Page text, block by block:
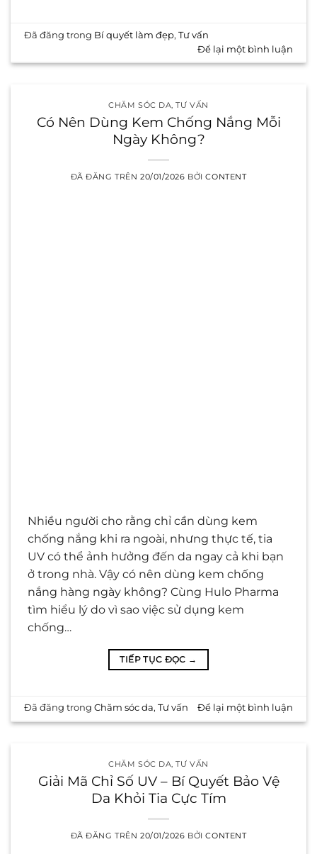
Đã đăng trong Bí quyết làm đẹp,Tư vấn
Để lại một bình luận
CHĂM SÓC DA,TƯ VẤN
Có Nên Dùng Kem Chống Nắng Mỗi
Ngày Không?
ĐÃ ĐĂNG TRÊN 20/01/2026 BỞICONTENT
Nhiều người cho rằng chỉ cần dùng kem
chống nắng khi ra ngoài, nhưng thực tế, tia
UV có thể ảnh hưởng đến da ngay cả khi bạn
ở trong nhà. Vậy có nên dùng kem chống
nắng hàng ngày không? Cùng Hulo Pharma
tìm hiểu lý do vì sao việc sử dụng kem
chống…
TIẾP TỤC ĐỌC →
Đã đăng trongChăm sóc da,Tư vấn Để lại một bình luận
CHĂM SÓC DA,TƯ VẤN
Giải Mã Chỉ Số UV – Bí Quyết Bảo Vệ
Da Khỏi Tia Cực Tím
ĐÃ ĐĂNG TRÊN 20/01/2026 BỞICONTENT